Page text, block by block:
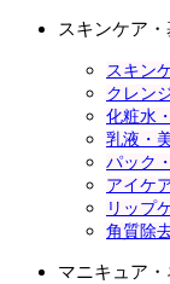
スキンケア
スキン
クレン
化粧水
乳液・
パック
アイケ
リップ
角質除
マニキュア